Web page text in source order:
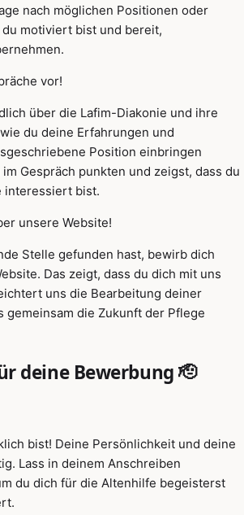
nach möglichen Positionen oder
du motiviert bist und bereit,
vor!
über die Lafim-Diakonie und ihre
du deine Erfahrungen und
Position einbringen
Gespräch punkten und zeigst, dass du
interessiert bist.
unsere Website!
Stelle gefunden hast, bewirb dich
Das zeigt, dass du dich mit uns
uns die Bearbeitung deiner
gemeinsam die Zukunft der Pflege
deine Bewerbung 🫡
bist! Deine Persönlichkeit und deine
Lass in deinem Anschreiben
du dich für die Altenhilfe begeisterst